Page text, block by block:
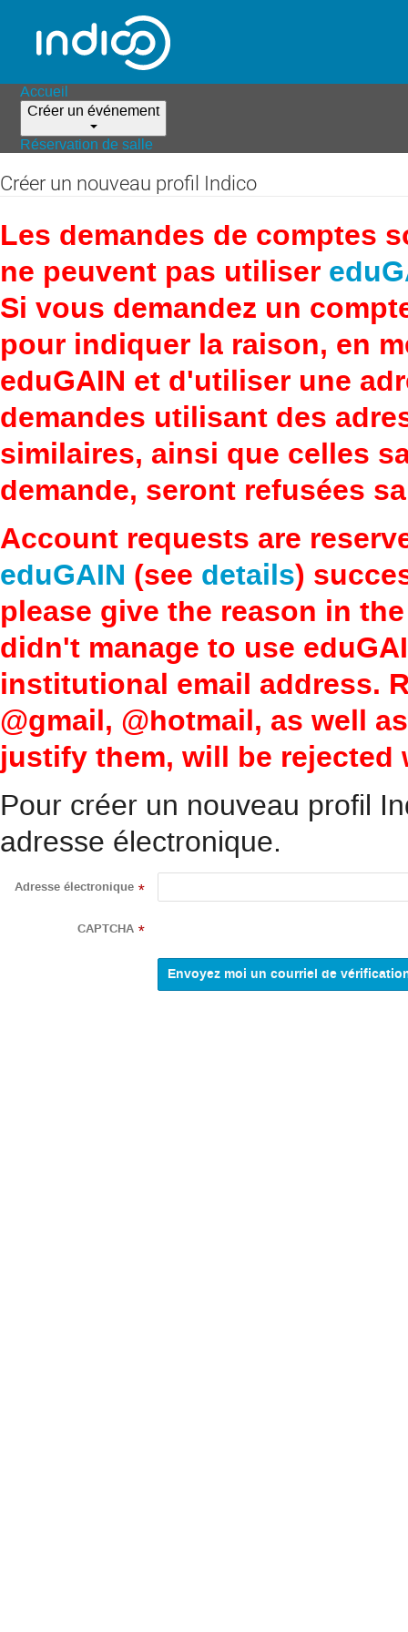
Accueil
Créer un événement
Réservation de salle
Créer un nouveau profil Indico
Les demandes de comptes
ne peuvent pas utiliser
Si vous demandez un
pour indiquer la raison, en
eduGAIN et d'utiliser une
demandes utilisant des
similaires, ainsi que celles
demande, seront refusées
Account requests are
eduGAIN (see details)
please give the reason in
didn't manage to use
institutional email address.
@gmail, @hotmail, as well
justify them, will be
Pour créer un nouveau profil
adresse électronique.
Adresse électronique *
CAPTCHA *